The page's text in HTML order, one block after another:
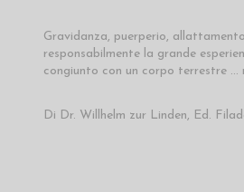
Gravidanza, puerperio,
responsabilmente la grande
congiunto con un corpo terrestre
Di Dr. Willhelm zur Linden, Ed.